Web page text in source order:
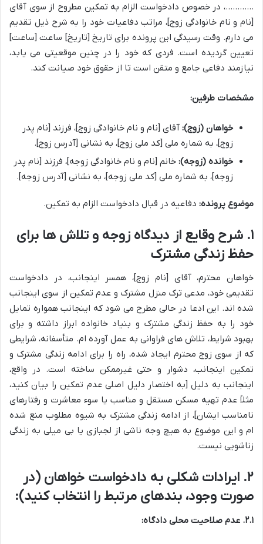
…………، در خصوص دادخواست الزام به تمکین مطروح از سوی آقای
[نام و نام خانوادگی زوج]، مراتب دفاعیات خود را به شرح ذیل تقدیم
می دارم. وقت رسیدگی این پرونده برای تاریخ [تاریخ] ساعت [ساعت]
تعیین گردیده است. فردی که خود را در چنین موقعیتی می یابد،
نیازمند دفاعی جامع و متقن است تا از حقوق خود صیانت کند.
مشخصات طرفین:
خواهان (زوج): آقای [نام و نام خانوادگی زوج]، فرزند [نام پدر
زوج]، به شماره ملی [کد ملی زوج]، به نشانی [آدرس زوج].
خوانده (زوجه): خانم [نام و نام خانوادگی زوجه]، فرزند [نام پدر
زوجه]، به شماره ملی [کد ملی زوجه]، به نشانی [آدرس زوجه].
موضوع پرونده: دفاعیه در قبال دادخواست الزام به تمکین.
۱. شرح وقایع از دیدگاه زوجه و تلاش ها برای
حفظ زندگی مشترک
خواهان محترم، آقای [نام زوج]، همسر اینجانب، در دادخواست
تقدیمی خود، مدعی ترک منزل مشترک و عدم تمکین از سوی اینجانب
شده اند. این ادعا در حالی مطرح می شود که اینجانب همواره تمایل
خود را به حفظ زندگی مشترک و بنیاد خانواده ابراز داشته و برای
بهبود شرایط، تلاش های فراوانی به عمل آورده ام. متأسفانه، شرایطی
که از سوی زوج محترم ایجاد شده، راه را برای ادامه زندگی مشترک و
تمکین اینجانب، دشوار و حتی غیرممکن ساخته است. در واقع،
اینجانب به دلیل [به اختصار دلیل اصلی عدم تمکین را بیان کنید،
مثلاً عدم تهیه مسکن مستقل و مناسب یا سوء معاشرت و رفتارهای
نامناسب ایشان]، از ادامه زندگی مشترک به شیوه مطلوب منع شده
ام و این موضوع به هیچ وجه ناشی از لجبازی یا بی میلی به زندگی
زناشویی نیست.
۲. ایرادات شکلی به دادخواست خواهان (در
صورت وجود، بندهای مرتبط را انتخاب کنید):
۲.۱. عدم صلاحیت محلی دادگاه: